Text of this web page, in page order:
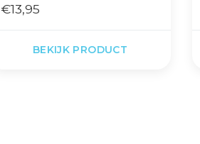
€13,95
BEKIJK PRODUCT